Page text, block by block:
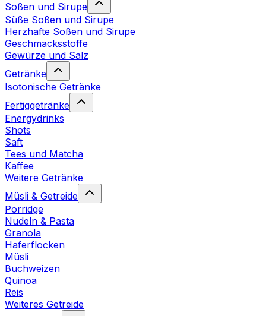
Soßen und Sirupe
Süße Soßen und Sirupe
Herzhafte Soßen und Sirupe
Geschmacksstoffe
Gewürze und Salz
Getränke
Isotonische Getränke
Fertiggetränke
Energydrinks
Shots
Saft
Tees und Matcha
Kaffee
Weitere Getränke
Müsli & Getreide
Porridge
Nudeln & Pasta
Granola
Haferflocken
Müsli
Buchweizen
Quinoa
Reis
Weiteres Getreide